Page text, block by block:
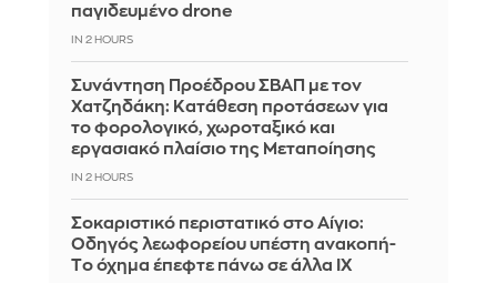
παγιδευμένο drone
IN 2 HOURS
Συνάντηση Προέδρου ΣΒΑΠ με τον
Χατζηδάκη: Κατάθεση προτάσεων για
το φορολογικό, χωροταξικό και
εργασιακό πλαίσιο της Μεταποίησης
IN 2 HOURS
Σοκαριστικό περιστατικό στο Αίγιο:
Οδηγός λεωφορείου υπέστη ανακοπή-
Tο όχημα έπεφτε πάνω σε άλλα ΙΧ